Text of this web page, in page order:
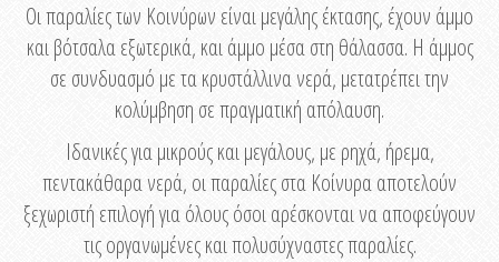
Οι παραλίες των Κοινύρων είναι μεγάλης έκτασης, έχουν άμμο
και βότσαλα εξωτερικά, και άμμο μέσα στη θάλασσα. Η άμμος
σε συνδυασμό με τα κρυστάλλινα νερά, μετατρέπει την
κολύμβηση σε πραγματική απόλαυση.
Ιδανικές για μικρούς και μεγάλους, με ρηχά, ήρεμα,
πεντακάθαρα νερά, οι παραλίες στα Κοίνυρα αποτελούν
ξεχωριστή επιλογή για όλους όσοι αρέσκονται να αποφεύγουν
τις οργανωμένες και πολυσύχναστες παραλίες.